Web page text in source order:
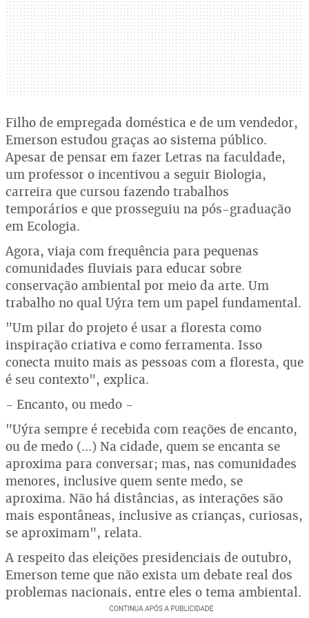
Filho de empregada doméstica e de um vendedor,
Emerson estudou graças ao sistema público.
Apesar de pensar em fazer Letras na faculdade,
um professor o incentivou a seguir Biologia,
carreira que cursou fazendo trabalhos
temporários e que prosseguiu na pós-graduação
em Ecologia.
Agora, viaja com frequência para pequenas
comunidades fluviais para educar sobre
conservação ambiental por meio da arte. Um
trabalho no qual Uýra tem um papel fundamental.
"Um pilar do projeto é usar a floresta como
inspiração criativa e como ferramenta. Isso
conecta muito mais as pessoas com a floresta, que
é seu contexto", explica.
- Encanto, ou medo -
"Uýra sempre é recebida com reações de encanto,
ou de medo (...) Na cidade, quem se encanta se
aproxima para conversar; mas, nas comunidades
menores, inclusive quem sente medo, se
aproxima. Não há distâncias, as interações são
mais espontâneas, inclusive as crianças, curiosas,
se aproximam", relata.
A respeito das eleições presidenciais de outubro,
Emerson teme que não exista um debate real dos
problemas nacionais, entre eles o tema ambiental.